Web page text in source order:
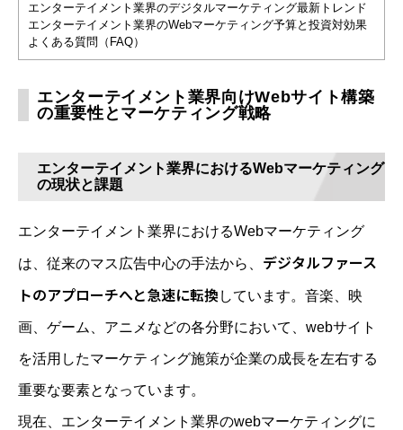
エンターテイメント業界のデジタルマーケティング最新トレンド
エンターテイメント業界のWebマーケティング予算と投資対効果
よくある質問（FAQ）
エンターテイメント業界向けWebサイト構築
の重要性とマーケティング戦略
エンターテイメント業界におけるWebマーケティング
の現状と課題
エンターテイメント業界におけるWebマーケティング
は、従来のマス広告中心の手法から、 デジタルファース
トのアプローチへと急速に転換 しています。音楽、映
画、ゲーム、アニメなどの各分野において、webサイト
を活用したマーケティング施策が企業の成長を左右する
重要な要素となっています。
現在、エンターテイメント業界のwebマーケティングに